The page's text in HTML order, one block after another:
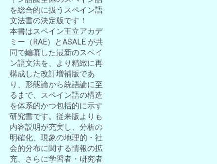
を総合的に扱うスペイン語
文法書の決定版です！
本書はスペイン王立アカデ
ミー（RAE）とASALE が共
同で編纂した最新のスペイ
ン語文法を、より精緻に再
構成した改訂増補版であ
り、形態論から統語論に至
るまで、スペイン語の構造
を体系的かつ包括的に示す
研究書です。従来版よりも
内容説明が充実し、分析の
明確化、現象の地理的・社
会的分布に関する情報の拡
充、さらに学習者・研究者